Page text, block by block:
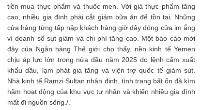
tiền mua thực phẩm và thuốc men. Với giá thực phẩm tăng
cao, nhiều gia đình phải cắt giảm bữa ăn để tồn tại. Những
cửa hàng từng tấp nập khách hàng giờ đây đóng cửa im ắng
vì doanh số sụt giảm và chi phí tăng cao. Một báo cáo mới
đây của Ngân hàng Thế giới cho thấy, nền kinh tế Yemen
chịu áp lực lớn trong nửa đầu năm 2025 do lệnh cấm xuất
khẩu dầu, lạm phát gia tăng và viện trợ quốc tế giảm sút.
Nhà kinh tế Ramzi Sultan nhận định, tình trạng bất ổn đã kìm
hãm hoạt động của khu vực tư nhân và khiến nhiều gia đình
mất đi nguồn sống./.